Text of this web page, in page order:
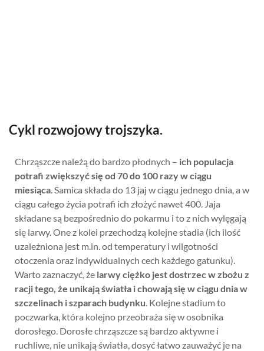
Cykl rozwojowy trojszyka.
Chrząszcze należą do bardzo płodnych – ich populacja
potrafi zwiększyć się od 70 do 100 razy w ciągu
miesiąca. Samica składa do 13 jaj w ciągu jednego dnia, a w
ciągu całego życia potrafi ich złożyć nawet 400. Jaja
składane są bezpośrednio do pokarmu i to z nich wylęgają
się larwy. One z kolei przechodzą kolejne stadia (ich ilość
uzależniona jest m.in. od temperatury i wilgotności
otoczenia oraz indywidualnych cech każdego gatunku).
Warto zaznaczyć, że larwy ciężko jest dostrzec w zbożu z
racji tego, że unikają światła i chowają się w ciągu dnia w
szczelinach i szparach budynku. Kolejne stadium to
poczwarka, która kolejno przeobraża się w osobnika
dorosłego. Dorosłe chrząszcze są bardzo aktywne i
ruchliwe, nie unikają światła, dosyć łatwo zauważyć je na